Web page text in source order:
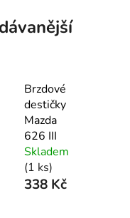
Brzdové
destičky
Mazda
626 III
Skladem
(1 ks)
338 Kč